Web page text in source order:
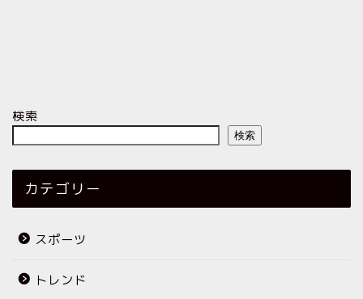
検索
検索
カテゴリー
スポーツ
トレンド